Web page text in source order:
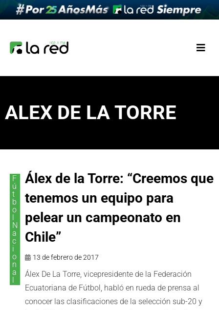
ALEX DE LA TORRE
F
ú
t
b
o
N
a
c
i
o
n
a
Álex de la Torre: “Creemos que
tenemos un equipo para
pelear un campeonato en
Chile”
13 de febrero de 2017
Álex De La Torre, vicepresidente de la Federación
Ecuatoriana de Fútbol, habló en rueda de prensa al
conocer las clasificaciones de la selección sub-20 y